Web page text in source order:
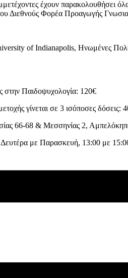
έχουν παρακολουθήσει
Διεθνούς Φορέα Προαγωγής
of Indianapolis, Ηνωμένες
Παιδοψυχολογία: 120€
γίνεται σε 3 ισόποσες δόσεις:
66-68 & Μεσσηνίας 2,
Δευτέρα με Παρασκευή, 13:00 με